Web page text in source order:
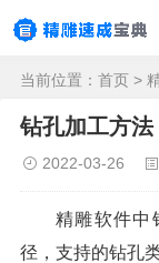
当前位置： 首页 >
钻孔加工方法
2022-03-26
精雕软件中
径，支持的钻孔